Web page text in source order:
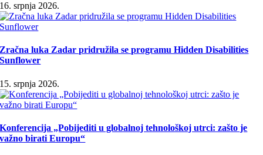
16. srpnja 2026.
Zračna luka Zadar pridružila se programu Hidden Disabilities
Sunflower
15. srpnja 2026.
Konferencija „Pobijediti u globalnoj tehnološkoj utrci: zašto je
važno birati Europu“